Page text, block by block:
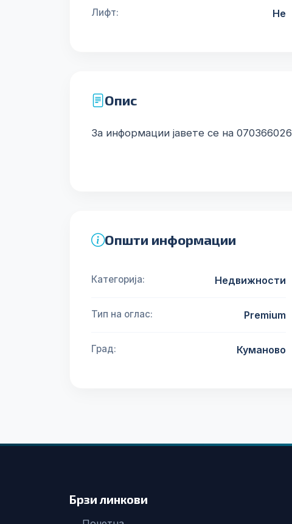
Лифт: Не
Опис
За информации јавете се на 070366026
Општи информации
Категорија: Недвижности
Тип на оглас: Premium
Град: Куманово
Брзи линкови